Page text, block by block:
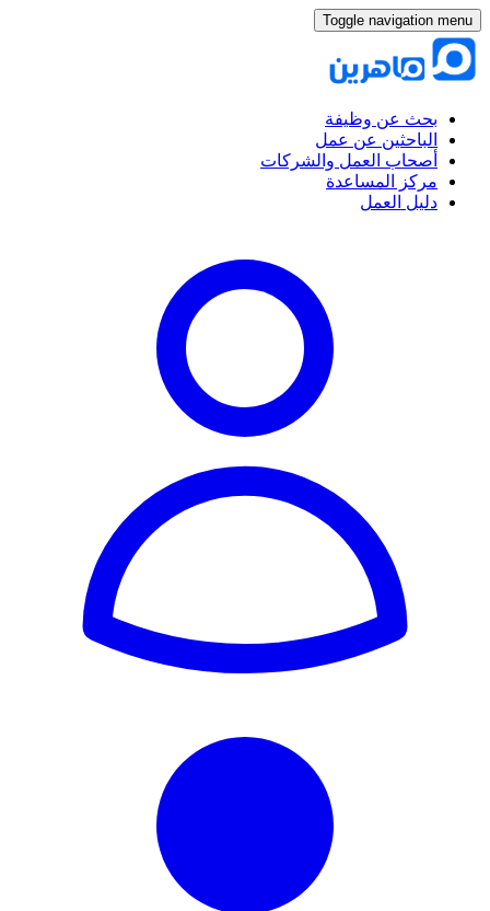
Toggle navigation menu
بحث عن وظيفة
الباحثين عن عمل
أصحاب العمل والشركات
مركز المساعدة
دليل العمل